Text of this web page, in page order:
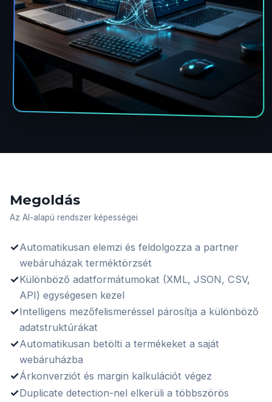
Megoldás
Az AI-alapú rendszer képességei
✓Automatikusan elemzi és feldolgozza a partner
webáruházak terméktörzsét
✓Különböző adatformátumokat (XML, JSON, CSV,
API) egységesen kezel
✓Intelligens mezőfelismeréssel párosítja a különböző
adatstruktúrákat
✓Automatikusan betölti a termékeket a saját
webáruházba
✓Árkonverziót és margin kalkulációt végez
✓Duplicate detection-nel elkerüli a többszörös